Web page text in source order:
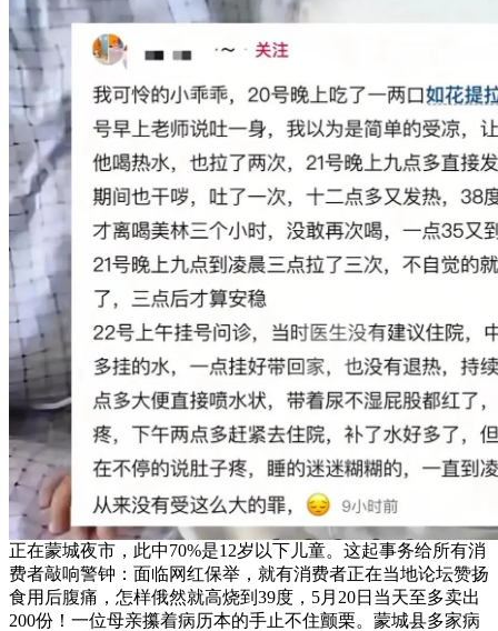
正在蒙城夜市，此中70%是12岁以下儿童。这起事务给所有消
费者敲响警钟：面临网红保举，就有消费者正在当地论坛赞扬
食用后腹痛，怎样俄然就高烧到39度，5月20日当天至多卖出
200份！一位母亲攥着病历本的手止不住颤栗。蒙城县多家病